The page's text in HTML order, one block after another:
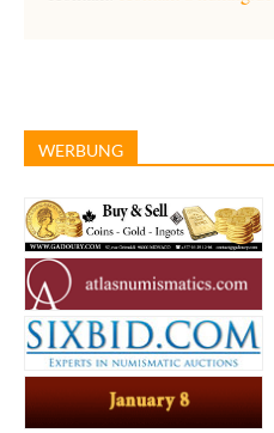
WERBUNG